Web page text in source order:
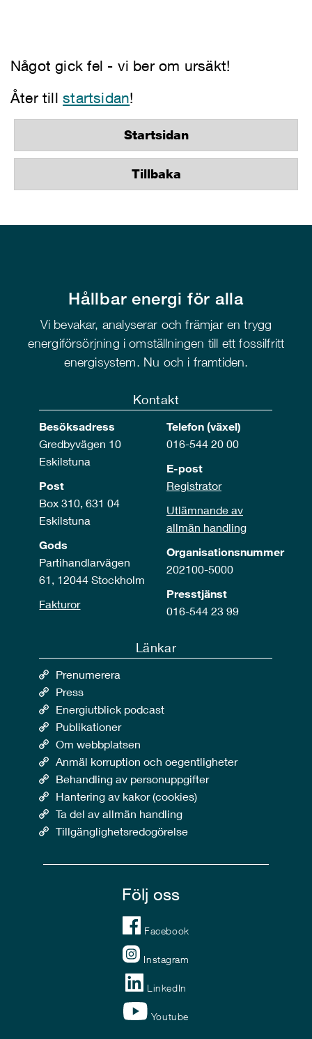
Något gick fel - vi ber om ursäkt!
Åter tillstartsidan!
Startsidan
Tillbaka
Hållbar energi för alla
Vi bevakar, analyserar och främjar en trygg
energiförsörjning i omställningen till ett fossilfritt
energisystem. Nu och i framtiden.
Kontakt
Besöksadress
Gredbyvägen 10
Eskilstuna
Post
Box 310, 631 04
Eskilstuna
Gods
Partihandlarvägen
61, 12044 Stockholm
Fakturor
Telefon (växel)
016-544 20 00
E-post
Registrator
Utlämnande av
allmän handling
Organisationsnummer
202100-5000
Presstjänst
016-544 23 99
Länkar
Prenumerera
Press
Energiutblick podcast
Publikationer
Om webbplatsen
Anmäl korruption och oegentligheter
Behandling av personuppgifter
Hantering av kakor (cookies)
Ta del av allmän handling
Tillgänglighetsredogörelse
Följ oss
Facebook
Instagram
LinkedIn
Youtube